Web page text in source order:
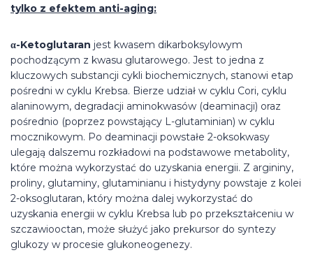
tylko z efektem anti-aging:
α-Ketoglutaran jest kwasem dikarboksylowym
pochodzącym z kwasu glutarowego. Jest to jedna z
kluczowych substancji cykli biochemicznych, stanowi etap
pośredni w cyklu Krebsa. Bierze udział w cyklu Cori, cyklu
alaninowym, degradacji aminokwasów (deaminacji) oraz
pośrednio (poprzez powstający L-glutaminian) w cyklu
mocznikowym. Po deaminacji powstałe 2-oksokwasy
ulegają dalszemu rozkładowi na podstawowe metabolity,
które można wykorzystać do uzyskania energii. Z argininy,
proliny, glutaminy, glutaminianu i histydyny powstaje z kolei
2-oksoglutaran, który można dalej wykorzystać do
uzyskania energii w cyklu Krebsa lub po przekształceniu w
szczawiooctan, może służyć jako prekursor do syntezy
glukozy w procesie glukoneogenezy.